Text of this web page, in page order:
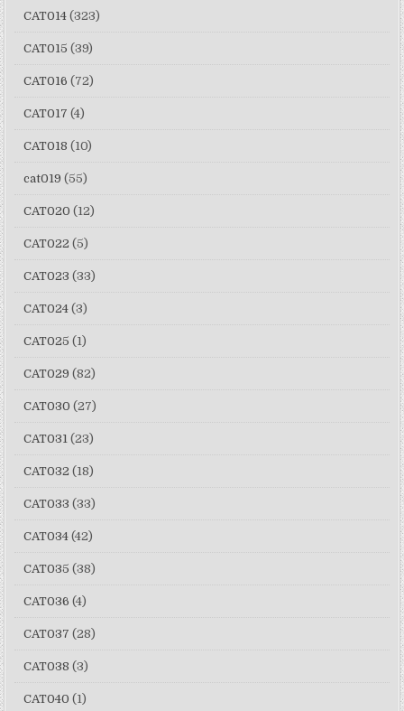
CAT014 (323)
CAT015 (39)
CAT016 (72)
CAT017 (4)
CAT018 (10)
cat019 (55)
CAT020 (12)
CAT022 (5)
CAT023 (33)
CAT024 (3)
CAT025 (1)
CAT029 (82)
CAT030 (27)
CAT031 (23)
CAT032 (18)
CAT033 (33)
CAT034 (42)
CAT035 (38)
CAT036 (4)
CAT037 (28)
CAT038 (3)
CAT040 (1)